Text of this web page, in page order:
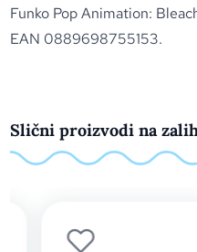
Funko Pop Animation:
EAN 0889698755153.
Slični proizvodi na